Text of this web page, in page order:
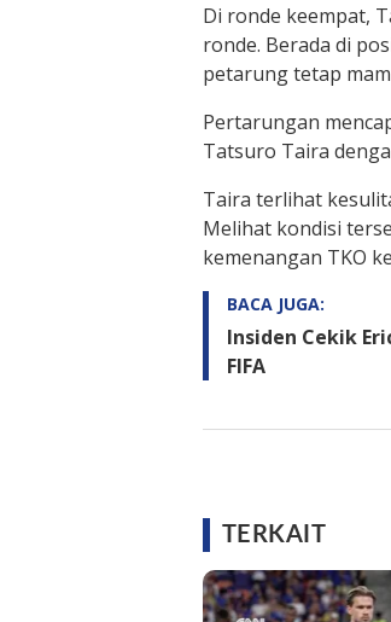
Di ronde keempat,
ronde. Berada di
petarung tetap
Pertarungan
Tatsuro Taira
Taira terlihat
Melihat kondisi
kemenangan TKO
BACA JUGA:
Insiden Cekik
FIFA
TERKAIT